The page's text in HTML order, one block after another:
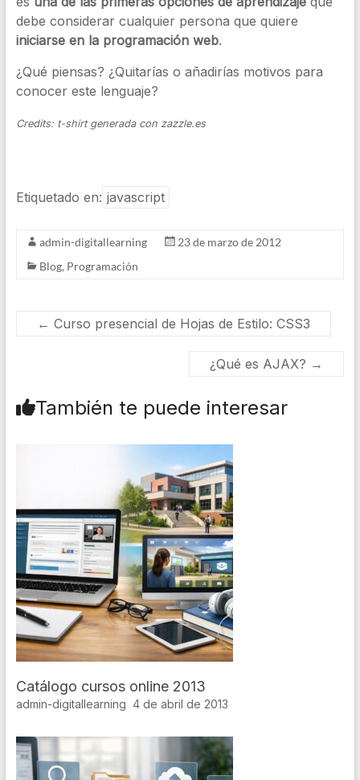
debe considerar cualquier persona que quiere
iniciarse en la programación web.
¿Qué piensas? ¿Quitarías o añadirías motivos para
conocer este lenguaje?
Credits: t-shirt generada con zazzle.es
Etiquetado en: javascript
admin-digitallearning
23 de marzo de 2012
Blog, Programación
← Curso presencial de Hojas de Estilo: CSS3
¿Qué es AJAX? →
También te puede interesar
Catálogo cursos online 2013
admin-digitallearning 4 de abril de 2013